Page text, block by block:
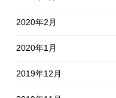
2020年2月
2020年1月
2019年12月